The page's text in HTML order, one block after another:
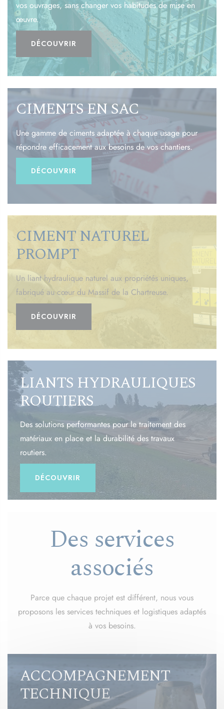
vos ouvrages, sans changer vos habitudes de mise en
œuvre.
DÉCOUVRIR
CIMENTS EN SAC
Une gamme de ciments adaptée à chaque usage pour
répondre efficacement aux besoins de vos chantiers.
DÉCOUVRIR
CIMENT NATUREL
PROMPT
Un liant hydraulique naturel aux propriétés uniques,
fabriqué au cœur du Massif de la Chartreuse.
DÉCOUVRIR
LIANTS HYDRAULIQUES
ROUTIERS
Des solutions performantes pour le traitement des
matériaux en place et la durabilité des travaux
routiers.
DÉCOUVRIR
Des services
associés
Parce que chaque projet est différent, nous vous
proposons les services techniques et logistiques adaptés
à vos besoins.
ACCOMPAGNEMENT
TECHNIQUE